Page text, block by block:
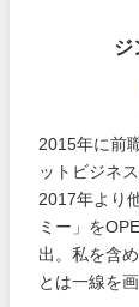
ジ
2015年に前
ットビジネ
2017年より
ミー」を
出。私を含
とは一線を